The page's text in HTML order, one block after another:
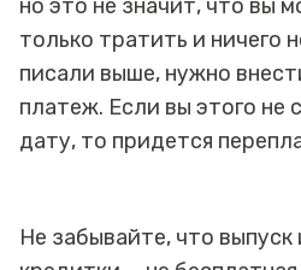
но это не значит, что вы
только тратить и ничего
писали выше, нужно
платеж. Если вы этого не
дату, то придется
Не забывайте, что